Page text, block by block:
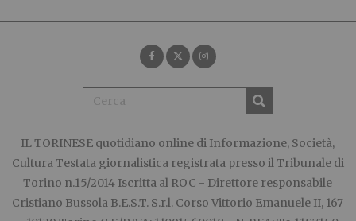
IL TORINESE quotidiano online di Informazione, Società,
Cultura Testata giornalistica registrata presso il Tribunale di
Torino n.15/2014 Iscritta al ROC - Direttore responsabile
Cristiano Bussola B.E.S.T. S.r.l. Corso Vittorio Emanuele II, 167